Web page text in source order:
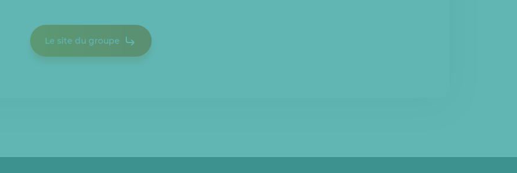
Le site du groupe